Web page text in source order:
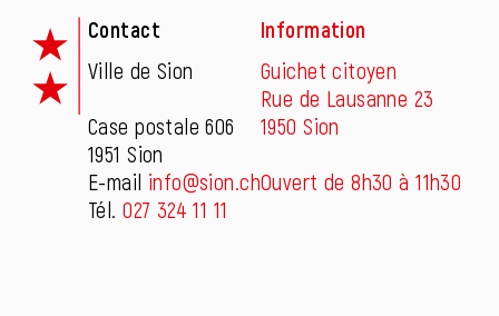
Contact
Ville de Sion
Case postale 606
1951 Sion
E-mail info@sion.ch
Tél.027 324 11 11
Information
Guichet citoyen
Rue de Lausanne 23
1950 Sion
Ouvert de 8h30 à 11h30